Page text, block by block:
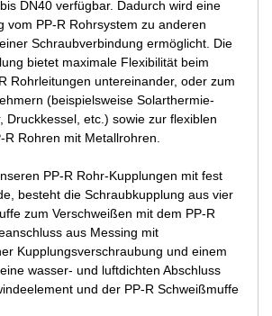
DN40 verfügbar. Dadurch wird eine
vom PP-R Rohrsystem zu anderen
Schraubverbindung ermöglicht. Die
bietet maximale Flexibilität beim
Rohrleitungen untereinander, oder zum
(beispielsweise Solarthermie-
Druckkessel, etc.) sowie zur flexiblen
Rohren mit Metallrohren.
PP-R Rohr-Kupplungen mit fest
besteht die Schraubkupplung aus vier
zum Verschweißen mit dem PP-R
aus Messing mit
Kupplungsverschraubung und einem
wasser- und luftdichten Abschluss
und der PP-R Schweißmuffe